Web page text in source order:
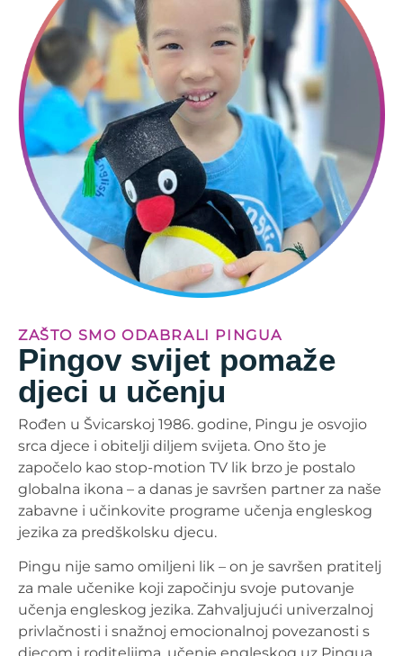
ZAŠTO SMO ODABRALI PINGUA
Pingov svijet pomaže
djeci u učenju
Rođen u Švicarskoj 1986. godine, Pingu je osvojio
srca djece i obitelji diljem svijeta. Ono što je
započelo kao stop-motion TV lik brzo je postalo
globalna ikona – a danas je savršen partner za naše
zabavne i učinkovite programe učenja engleskog
jezika za predškolsku djecu.
Pingu nije samo omiljeni lik – on je savršen pratitelj
za male učenike koji započinju svoje putovanje
učenja engleskog jezika. Zahvaljujući univerzalnoj
privlačnosti i snažnoj emocionalnoj povezanosti s